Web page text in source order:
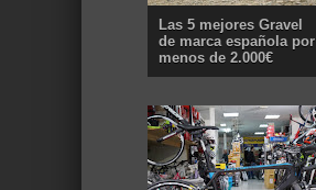
Las 5 mejores Gravel
de marca española por
menos de 2.000€